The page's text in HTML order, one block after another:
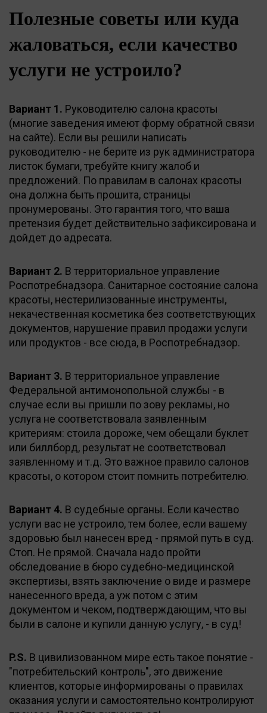
Полезные советы или куда
жаловаться, если качество
услуги не устроило?
Вариант 1. Руководителю салона красоты
(многие заведения имеют форму обратной связи
на сайте). Если вы решили написать
руководителю - не берите из рук администратора
листок бумаги, требуйте книгу жалоб и
предложений. По правилам в салонах красоты
она должна быть прошита, страницы
пронумерованы. Это гарантия того, что ваша
претензия будет действительно зафиксирована и
дойдет до адресата.
Вариант 2. В территориальное управление
Роспотребнадзора. Санитарное состояние салона
красоты, нестерилизованные инструменты,
некачественная косметика без соответствующих
документов, нарушение правил продажи услуги
или продуктов - все сюда, в Роспотребнадзор.
Вариант 3. В территориальное управление
Федеральной антимонопольной службы - в
случае если вы пришли по зову рекламы, но
услуга не соответствовала заявленным
критериям: стоила дороже, чем обещали буклет
или биллборд, результат не соответствовал
заявленному и т.д. Это важное правило салонов
красоты, о котором стоит помнить потребителю.
Вариант 4. В судебные органы. Если качество
услуги вас не устроило, тем более, если вашему
здоровью был нанесен вред - прямой путь в суд.
Стоп. Не прямой. Сначала надо пройти
обследование в бюро судебно-медицинской
экспертизы, взять заключение о виде и размере
нанесенного вреда, а уж потом с этим
документом и чеком, подтверждающим, что вы
были в салоне и купили данную услугу, - в суд!
P.S. В цивилизованном мире есть такое понятие -
"потребительский контроль", это движение
клиентов, которые информированы о правилах
оказания услуги и самостоятельно контролируют